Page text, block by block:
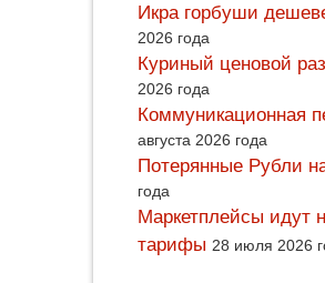
Икра горбуши
2026 года
Куриный ценовой
2026 года
Коммуникационная
августа 2026 года
Потерянные Рубли
года
Маркетплейсы идут
тарифы 28 июля 2026